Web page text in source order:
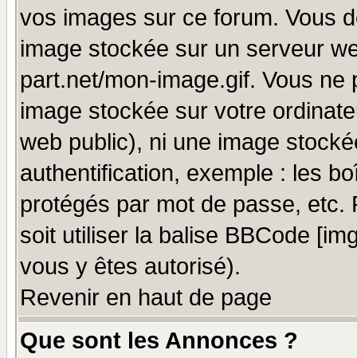
vos images sur ce forum. Vous
image stockée sur un serveur
part.net/mon-image.gif. Vous
image stockée sur votre
web public), ni une image
authentification, exemple : les
protégés par mot de passe,
soit utiliser la balise BBCode
vous y êtes autorisé).
Revenir en haut de page
Que sont les Annonces ?